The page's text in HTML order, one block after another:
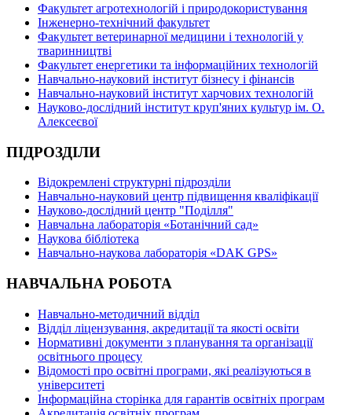
Факультет агротехнологій і природокористування
Інженерно-технічний факультет
Факультет ветеринарної медицини і технологій у
тваринництві
Факультет енергетики та інформаційних технологій
Навчально-науковий інститут бізнесу і фінансів
Навчально-науковий інститут харчових технологій
Науково-дослідний інститут круп'яних культур ім. О.
Алексеєвої
ПІДРОЗДІЛИ
Відокремлені структурні підрозділи
Навчально-науковий центр підвищення кваліфікації
Науково-дослідний центр "Поділля"
Навчальна лабораторія «Ботанічний сад»
Наукова бібліотека
Навчально-наукова лабораторія «DAK GPS»
НАВЧАЛЬНА РОБОТА
Навчально-методичний відділ
Відділ ліцензування, акредитації та якості освіти
Нормативні документи з планування та організації
освітнього процесу
Відомості про освітні програми, які реалізуються в
університеті
Інформаційна сторінка для гарантів освітніх програм